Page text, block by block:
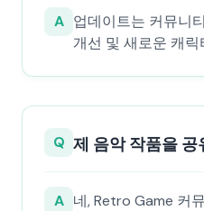
A 업데이트는 커뮤니
개선 및 새로운 캐
Q 제 음악 작품을
A 네, Retro Game 커